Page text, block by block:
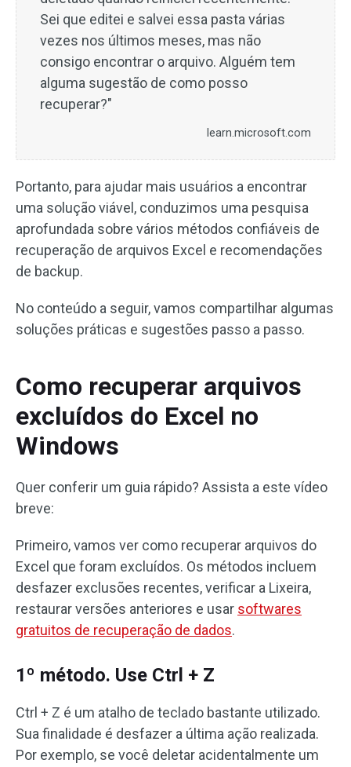
Sei que editei e salvei essa pasta várias
vezes nos últimos meses, mas não
consigo encontrar o arquivo. Alguém tem
alguma sugestão de como posso
recuperar?"
learn.microsoft.com
Portanto, para ajudar mais usuários a encontrar
uma solução viável, conduzimos uma pesquisa
aprofundada sobre vários métodos confiáveis de
recuperação de arquivos Excel e recomendações
de backup.
No conteúdo a seguir, vamos compartilhar algumas
soluções práticas e sugestões passo a passo.
Como recuperar arquivos
excluídos do Excel no
Windows
Quer conferir um guia rápido? Assista a este vídeo
breve:
Primeiro, vamos ver como recuperar arquivos do
Excel que foram excluídos. Os métodos incluem
desfazer exclusões recentes, verificar a Lixeira,
restaurar versões anteriores e usar softwares
gratuitos de recuperação de dados.
1º método. Use Ctrl + Z
Ctrl + Z é um atalho de teclado bastante utilizado.
Sua finalidade é desfazer a última ação realizada.
Por exemplo, se você deletar acidentalmente um